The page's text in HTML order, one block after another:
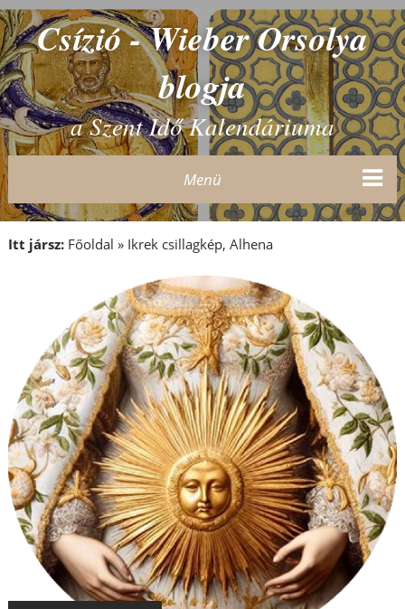
Csízió - Wieber Orsolya
blogja
a Szent Idő Kalendáriuma
Menü
Itt jársz: Főoldal » Ikrek csillagkép, Alhena